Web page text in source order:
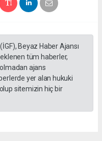
Beyaz Haber Ajansı
tüm haberler,
ajans
yer alan hukuki
sitemizin hiç bir